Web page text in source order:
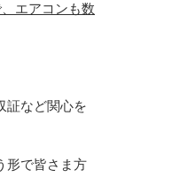
エアコンも数
証など関心を
形で皆さま方